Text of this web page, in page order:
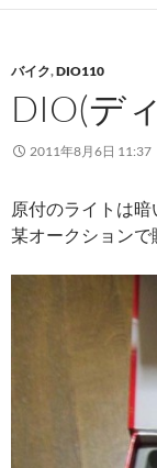
バイク,DIO110
DIO(デ
2011年8月6日 11:37
原付のライトは
某オークションで